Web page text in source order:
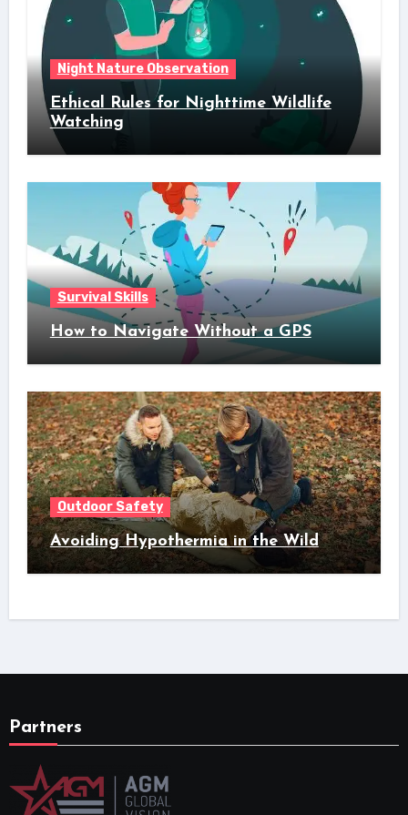
Night Nature Observation
Ethical Rules for Nighttime Wildlife
Watching
Survival Skills
How to Navigate Without a GPS
Outdoor Safety
Avoiding Hypothermia in the Wild
Partners